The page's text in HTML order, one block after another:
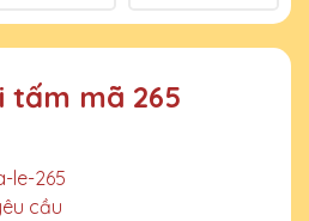
tấm mã 265
le-265
cầu